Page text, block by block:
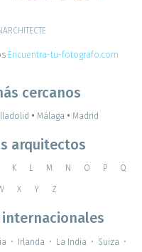
Encuentra-tu-fotografo.com
cercanos
• Málaga • Madrid
arquitectos
K L M N O P Q
X Y Z
• Irlanda • La India • Suiza •